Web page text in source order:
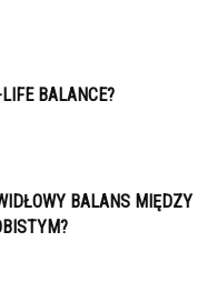
BALANCE?
BALANS MIĘDZY